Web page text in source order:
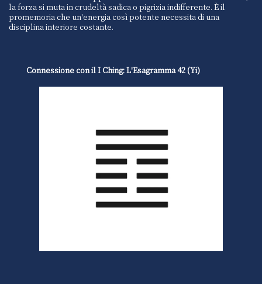
la forza si muta in crudeltà sadica o pigrizia indifferente. È il
promemoria che un'energia così potente necessita di una
disciplina interiore costante.
Connessione con il I Ching: L'Esagramma 42 (Yi)